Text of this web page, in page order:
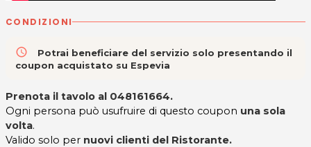
CONDIZIONI
access_time
Potrai beneficiare del servizio solo presentando il
coupon acquistato su Espevia
Prenota il tavolo al 048161664.
Ogni persona può usufruire di questo coupon una sola
volta.
Valido solo per nuovi clienti del Ristorante.